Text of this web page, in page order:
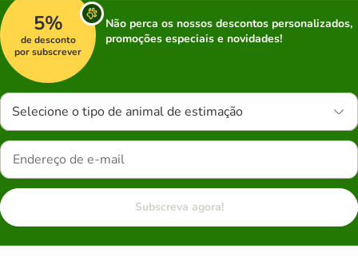
5%
de desconto
por subscrever
Não perca os nossos descontos personalizados,
promoções especiais e novidades!
Selecione o tipo de animal de estimação
Subscreva agora!